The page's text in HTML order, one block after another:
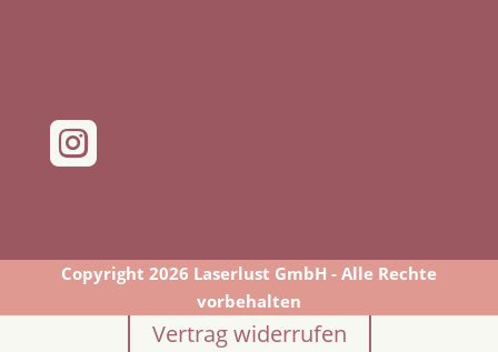

Copyright 2026 Laserlust GmbH - Alle Rechte
vorbehalten
Vertrag widerrufen